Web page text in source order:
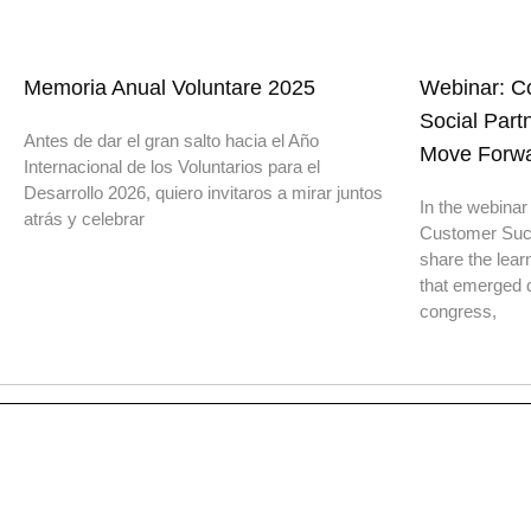
Memoria Anual Voluntare 2025
Antes de dar el gran salto hacia el Año
Internacional de los Voluntarios para el
Desarrollo 2026, quiero invitaros a mirar juntos
atrás y celebrar
Webinar:
Social
Move
In the
Customer
share the
that emerged
congress,